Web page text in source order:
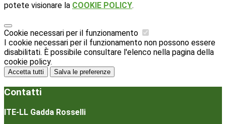
potete visionare la COOKIE POLICY.
Cookie necessari per il funzionamento
I cookie necessari per il funzionamento non possono essere
disabilitati. È possibile consultare l'elenco nella pagina della
cookie policy.
Accetta tutti Salva le preferenze
Contatti
ITE-LL Gadda Rosselli